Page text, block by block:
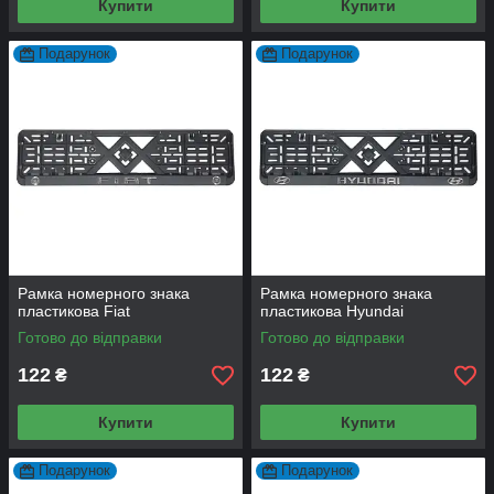
Купити Купити
Подарунок
Рамка номерного знака
пластикова Fiat
Готово до відправки
122 ₴
Купити
Подарунок
Рамка номерного знака
пластикова Hyundai
Готово до відправки
122 ₴
Купити
Подарунок Подарунок